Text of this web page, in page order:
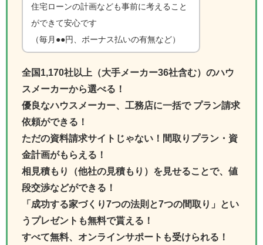
住宅ローンの計画なども事前に考えること
ができて安心です
（毎月●●円、ボーナス払いの有無など）
全国1,170社以上（大手メーカー36社含む）のハウ
スメーカーから選べる！
優良なハウスメーカー、工務店に一括で プラン請求
依頼ができる！
ただの資料請求サイトじゃない！間取りプラン・資
金計画がもらえる！
相見積もり（他社の見積もり）を見せることで、値
段交渉などができる！
「成功する家づくり7つの法則と7つの間取り」とい
うプレゼントも無料で貰える！
すべて無料、オンラインサポートも受けられる！